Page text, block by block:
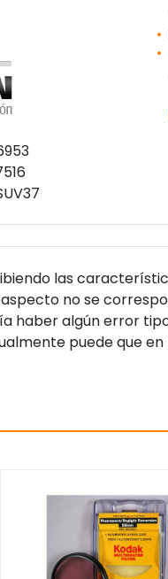
las
no se
haber algún error
puede que